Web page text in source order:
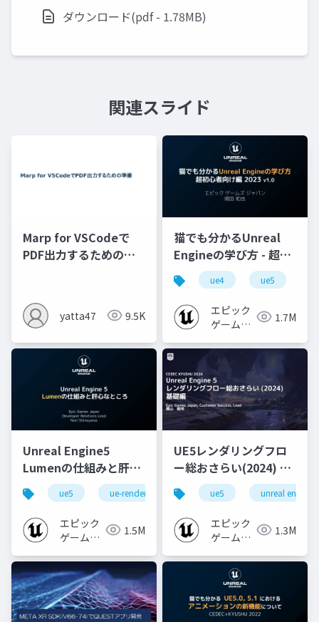
ダウンロード(pdf - 1.78MB)
関連スライド
Marp for VSCodeで
PDF出力するための準
yatta47 9.5K
猫でも分かるUnreal
Engineの学び方 - 超初
心者向け編 - 2023 v1.0
ue4 ue5
エピック
ゲームズ
1.7M
Unreal Engine5
Lumenの仕組みと肝心
なところ
ue5 ue-rendering ue-lumen
エピック
ゲームズ
1.5M
UE5レンダリングフロ
ー総おさらい(2024) 基
礎編！
[CEDEC+KYUSHU
2024]
ue5 unreal engine
エピック
ゲームズ
1.3M